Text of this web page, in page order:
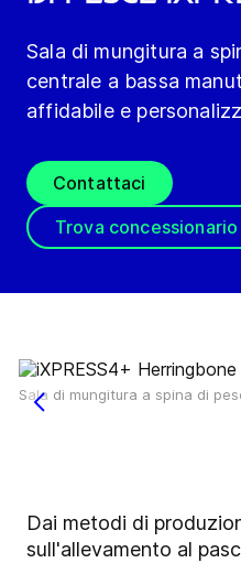
Sala di mungitura a
centrale a bassa
affidabile e
Contattaci
Trova concessionario
Sala di mungitura a spina di
Dai metodi di
sull'allevamento al